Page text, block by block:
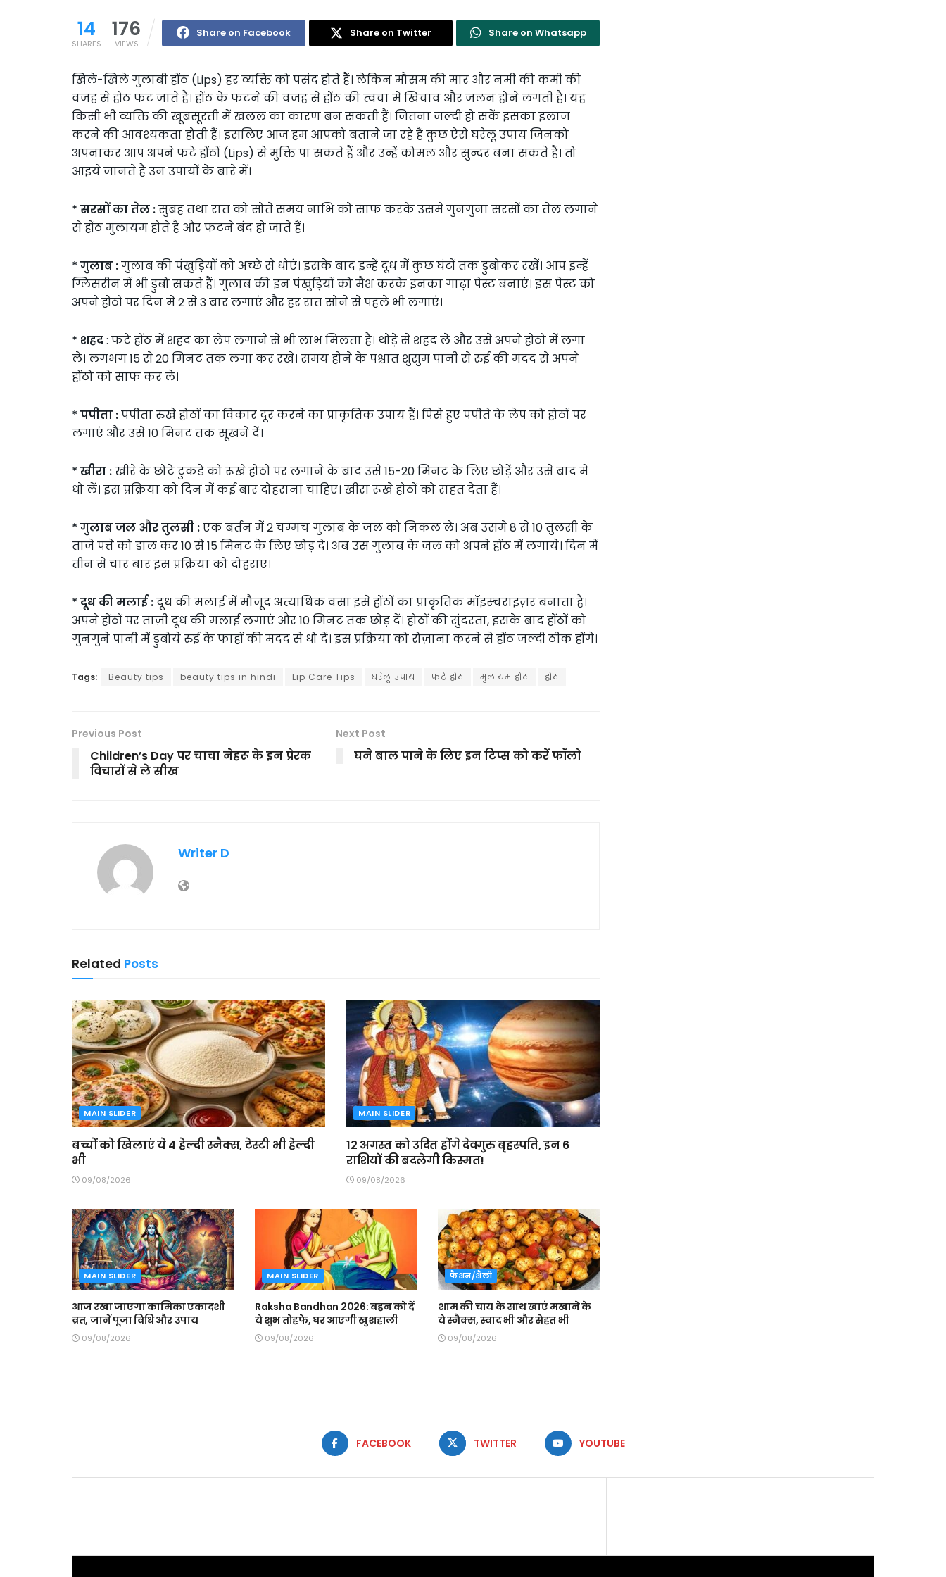
14
SHARES
176
VIEWS
Share on Facebook Share on Twitter Share on Whatsapp
खिले-खिले गुलाबी होंठ (Lips) हर व्यक्ति को पसंद होते हैं। लेकिन मौसम की मार और नमी की कमी की
वजह से होंठ फट जाते हैं। होंठ के फटने की वजह से होंठ की त्वचा में खिचाव और जलन होने लगती हैं। यह
किसी भी व्यक्ति की खूबसूरती में खलल का कारण बन सकती हैं। जितना जल्दी हो सकें इसका इलाज
करने की आवश्यकता होती हैं। इसलिए आज हम आपको बताने जा रहे हैं कुछ ऐसे घरेलू उपाय जिनको
अपनाकर आप अपने फटे होंठों (Lips) से मुक्ति पा सकते हैं और उन्हें कोमल और सुन्दर बना सकते हैं। तो
आइये जानते हैं उन उपायों के बारे में।
* सरसों का तेल :सुबह तथा रात को सोते समय नाभि को साफ करके उसमे गुनगुना सरसों का तेल लगाने
से होंठ मुलायम होते है और फटने बंद हो जाते हैं।
* गुलाब :गुलाब की पंखुड़ियों को अच्छे से धोएं। इसके बाद इन्हें दूध में कुछ घंटों तक डुबोकर रखें। आप इन्हें
ग्लिसरीन में भी डुबो सकते हैं। गुलाब की इन पंखुड़ियों को मैश करके इनका गाढ़ा पेस्ट बनाएं। इस पेस्ट को
अपने होंठों पर दिन में 2 से 3 बार लगाएं और हर रात सोने से पहले भी लगाएं।
* शहद: फटे होंठ में शहद का लेप लगाने से भी लाभ मिलता है। थोड़े से शहद ले और उसे अपने होंठो में लगा
ले। लगभग 15 से 20 मिनट तक लगा कर रखे। समय होने के पश्चात शुसुम पानी से रुई की मदद से अपने
होंठो को साफ कर ले।
* पपीता :पपीता रुखे होठों का विकार दूर करने का प्राकृतिक उपाय हैं। पिसे हुए पपीते के लेप को होठों पर
लगाएं और उसे 10 मिनट तक सूखने दें।
* खीरा :खीरे के छोटे टुकड़े को रूखे होठों पर लगाने के बाद उसे 15-20 मिनट के लिए छोड़ें और उसे बाद में
धो लें। इस प्रक्रिया को दिन में कई बार दोहराना चाहिए। खीरा रूखे होठों को राहत देता हैं।
* गुलाब जल और तुलसी :एक बर्तन में 2 चम्मच गुलाब के जल को निकल ले। अब उसमे 8 से 10 तुलसी के
ताजे पत्ते को डाल कर 10 से 15 मिनट के लिए छोड़ दे। अब उस गुलाब के जल को अपने होंठ में लगाये। दिन में
तीन से चार बार इस प्रक्रिया को दोहराए।
* दूध की मलाई :दूध की मलाई में मौजूद अत्याधिक वसा इसे होंठों का प्राकृतिक मॉइस्चराइज़र बनाता है।
अपने होंठों पर ताज़ी दूध की मलाई लगाएं और 10 मिनट तक छोड़ दें। होठों की सुंदरता, इसके बाद होंठों को
गुनगुने पानी में डुबोये रुई के फाहों की मदद से धो दें। इस प्रक्रिया को रोज़ाना करने से होंठ जल्दी ठीक होंगे।
Tags: Beauty tips beauty tips in hindi Lip Care Tips घरेलू उपाय फटे होठ मुलायम होठ होठ
Previous Post
Children’s Day पर चाचा नेहरू के इन प्रेरक
विचारों से ले सीख
Next Post
घने बाल पाने के लिए इन टिप्स को करें फॉलो
Writer D
Related Posts
MAIN SLIDER
बच्चों को खिलाएं ये 4 हेल्दी स्नैक्स, टेस्टी भी हेल्दी
भी
09/08/2026
MAIN SLIDER
12 अगस्त को उदित होंगे देवगुरु बृहस्पति, इन 6
राशियों की बदलेगी किस्मत!
09/08/2026
MAIN SLIDER
आज रखा जाएगा कामिका एकादशी
व्रत, जानें पूजा विधि और उपाय
09/08/2026
MAIN SLIDER
Raksha Bandhan 2026: बहन को दें
ये शुभ तोहफे, घर आएगी खुशहाली
09/08/2026
फैशन/शैली
शाम की चाय के साथ खाएं मखाने के
ये स्नैक्स, स्वाद भी और सेहत भी
09/08/2026
FACEBOOK TWITTER YOUTUBE